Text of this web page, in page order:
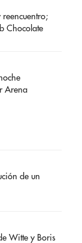
Chocolate
Arena
de un
Witte y Boris